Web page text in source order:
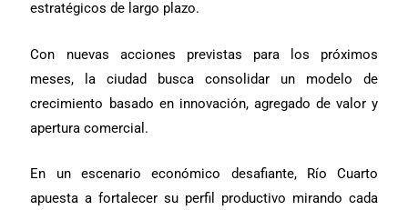
estratégicos de largo plazo.
Con nuevas acciones previstas para los próximos
meses, la ciudad busca consolidar un modelo de
crecimiento basado en innovación, agregado de valor y
apertura comercial.
En un escenario económico desafiante, Río Cuarto
apuesta a fortalecer su perfil productivo mirando cada